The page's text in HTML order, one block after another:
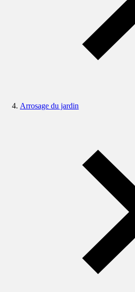
Arrosage du jardin